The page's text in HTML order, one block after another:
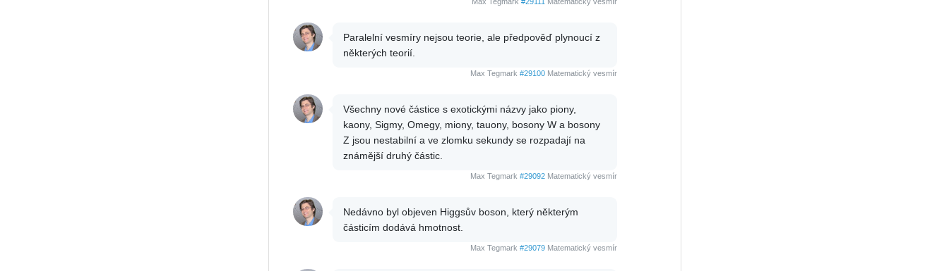
Paralelní vesmíry nejsou teorie, ale předpověď plynoucí z
některých teorií.
Max Tegmark #29100Matematický vesmír
Všechny nové částice s exotickými názvy jako piony,
kaony, Sigmy, Omegy, miony, tauony, bosony W a bosony
Z jsou nestabilní a ve zlomku sekundy se rozpadají na
známější druhý částic.
Max Tegmark #29092Matematický vesmír
Nedávno byl objeven Higgsův boson, který některým
částicím dodává hmotnost.
Max Tegmark #29079Matematický vesmír